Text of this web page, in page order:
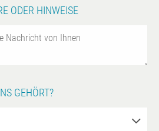
ODER HINWEISE
GEHÖRT?